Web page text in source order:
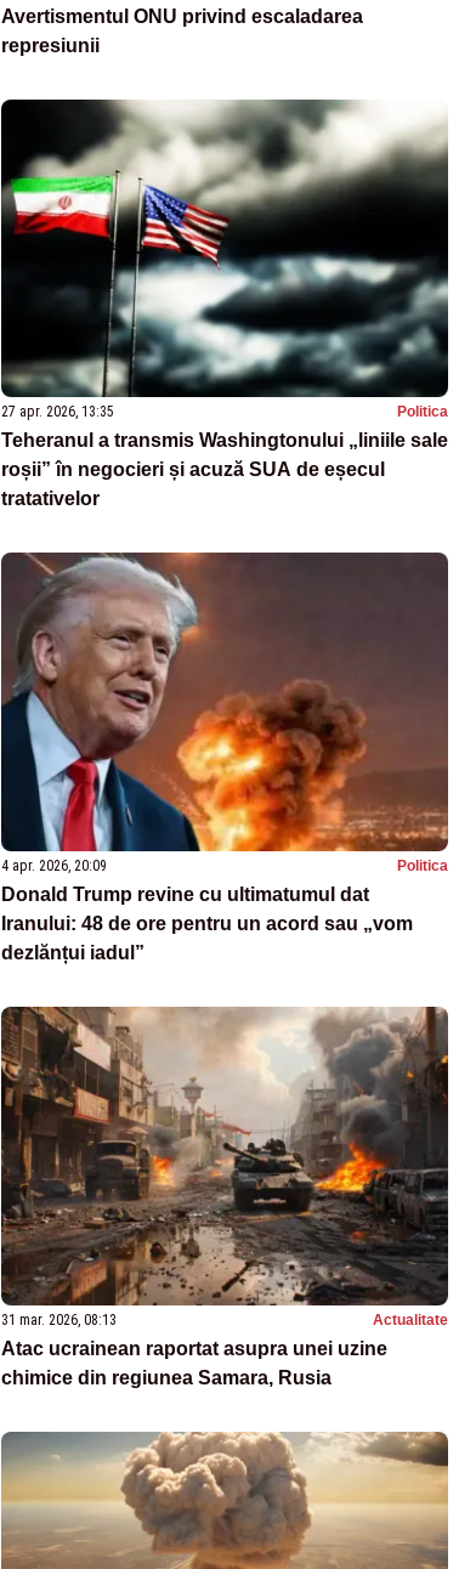
Avertismentul ONU privind escaladarea
represiunii
27 apr. 2026, 13:35 Politica
Teheranul a transmis Washingtonului „liniile sale
roșii” în negocieri și acuză SUA de eșecul
tratativelor
4 apr. 2026, 20:09 Politica
Donald Trump revine cu ultimatumul dat
Iranului: 48 de ore pentru un acord sau „vom
dezlănțui iadul”
31 mar. 2026, 08:13 Actualitate
Atac ucrainean raportat asupra unei uzine
chimice din regiunea Samara, Rusia